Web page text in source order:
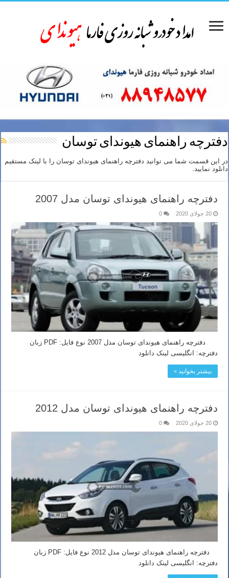
دفترچه راهنمای هیوندای توسان
در این قسمت شما می توانید دفترچه راهنمای هیوندای توسان را با لینک مستقیم
دانلود نمایید.
دفترچه راهنمای هیوندای توسان مدل 2007
20 جولای 2020 0
دفترچه راهنمای هیوندای توسان مدل 2007 نوع فایل: PDF زبان
دفترچه: انگلیسی لینک دانلود
بیشتر بخوانید »
دفترچه راهنمای هیوندای توسان مدل 2012
20 جولای 2020 0
دفترچه راهنمای هیوندای توسان مدل 2012 نوع فایل: PDF زبان
دفترچه: انگلیسی لینک دانلود